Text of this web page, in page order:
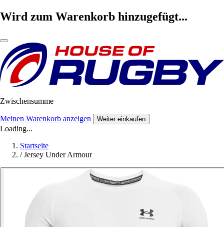
Wird zum Warenkorb hinzugefügt...
Zwischensumme
Meinen Warenkorb anzeigen Weiter einkaufen
Loading...
Startseite
/ Jersey Under Armour